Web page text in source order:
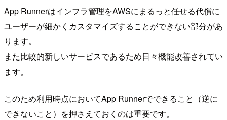
App Runnerはインフラ管理をAWSにまるっと任せる代償に
ユーザーが細かくカスタマイズすることができない部分があ
ります。
また比較的新しいサービスであるため日々機能改善されてい
ます。
このため利用時点においてApp Runnerでできること（逆に
できないこと）を押さえておくのは重要です。